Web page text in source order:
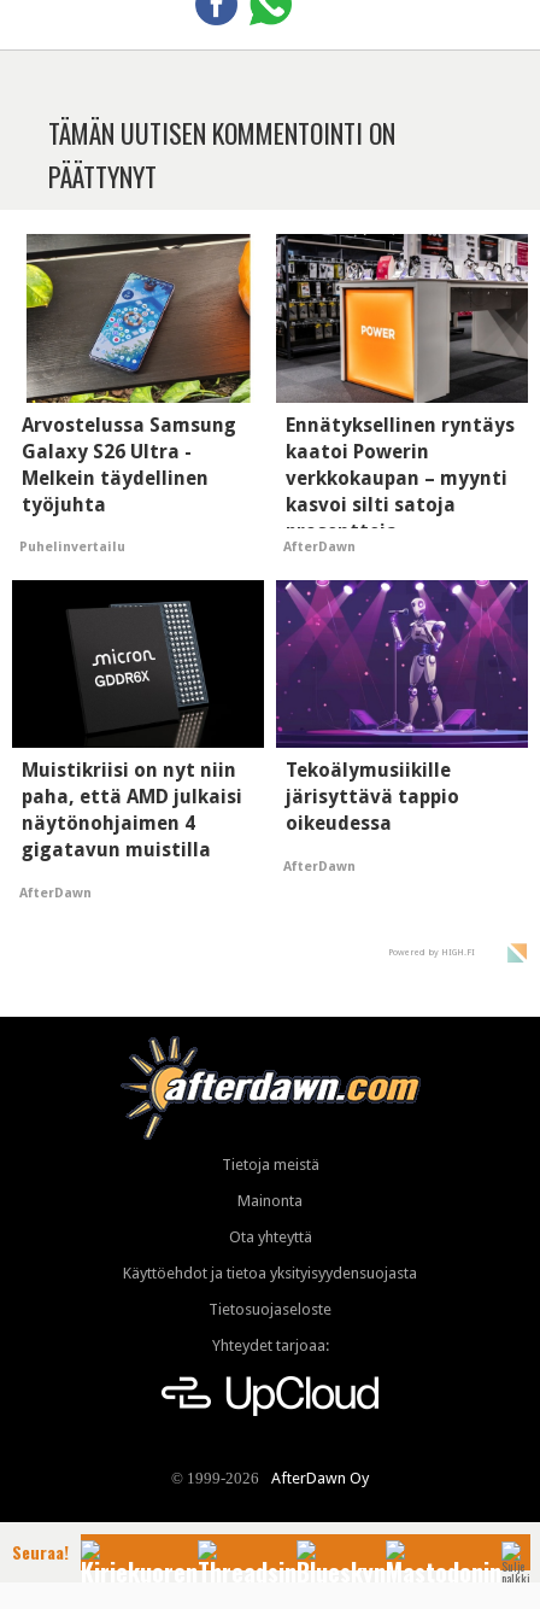
TÄMÄN UUTISEN KOMMENTOINTI ON
PÄÄTTYNYT
Arvostelussa Samsung
Galaxy S26 Ultra -
Melkein täydellinen
työjuhta
Puhelinvertailu
Ennätyksellinen ryntäys
kaatoi Powerin
verkkokaupan – myynti
kasvoi silti satoja
prosentteja
AfterDawn
Muistikriisi on nyt niin
paha, että AMD julkaisi
näytönohjaimen 4
gigatavun muistilla
AfterDawn
Tekoälymusiikille
järisyttävä tappio
oikeudessa
AfterDawn
Powered by HIGH.FI
Tietoja meistä
Mainonta
Ota yhteyttä
Käyttöehdot ja tietoa yksityisyydensuojasta
Tietosuojaseloste
Yhteydet tarjoaa:
© 1999-2026 AfterDawn Oy
Seuraa!